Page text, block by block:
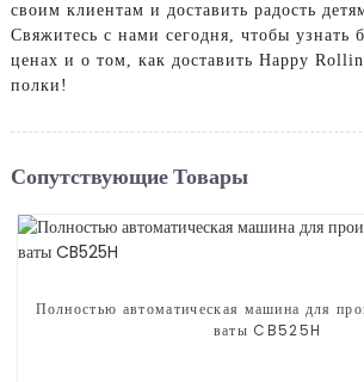
своим клиентам и доставить радость
Свяжитесь с нами сегодня, чтобы узнать
ценах и о том, как доставить Happy
полки!
Сопутствующие Товары
Полностью автоматическая машина для
ваты CB525H